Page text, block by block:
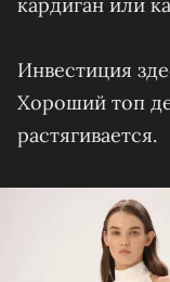
кардиган или
Инвестиция
Хороший топ
растягивается.